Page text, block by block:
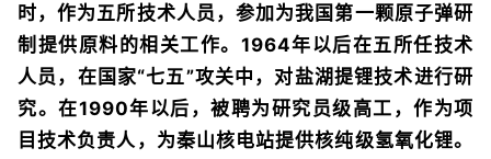
时，作为五所技术人员，参加为我国第一颗原子弹研
制提供原料的相关工作。1964年以后在五所任技术
人员，在国家“七五”攻关中，对盐湖提锂技术进行研
究。在1990年以后，被聘为研究员级高工，作为项
目技术负责人，为秦山核电站提供核纯级氢氧化锂。